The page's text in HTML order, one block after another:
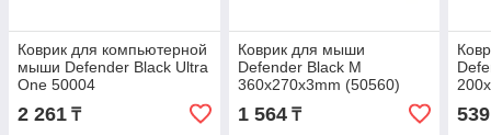
Коврик для компьютерной
мыши Defender Black Ultra
One 50004
2 261 ₸
Коврик для мыши
Defender Black M
360x270x3mm (50560)
(50560)
1 564₸ 539